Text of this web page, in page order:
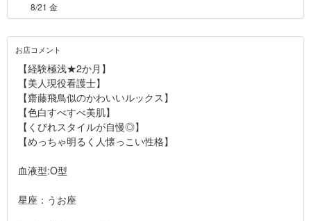
8/21 金
お店コメント
【経験極浅★2か月】
【美人現役看護士】
【齋藤飛鳥似のかわいいルックス】
【色白すべすべ美肌】
【くびれスタイルが自慢◎】
【めっちゃ明るく人懐っこい性格】
血液型:O型
星座：うお座